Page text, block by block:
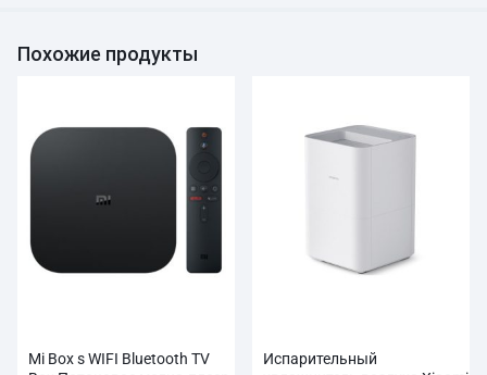
Похожие продукты
Mi Box s WIFI Bluetooth TV
Испарительный